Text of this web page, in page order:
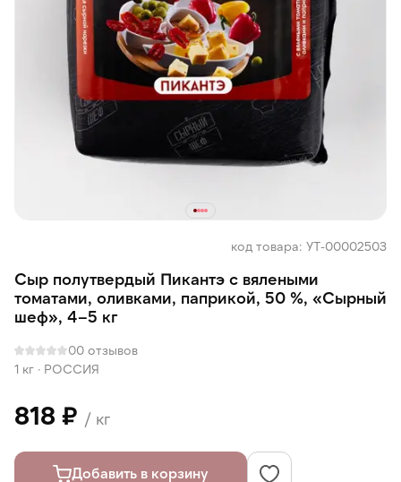
код товара: УТ-00002503
Сыр полутвердый Пикантэ с вялеными
томатами, оливками, паприкой, 50 %, «Сырный
шеф», 4–5 кг
00 отзывов
1 кг · РОССИЯ
818 ₽ / кг
Добавить в корзину